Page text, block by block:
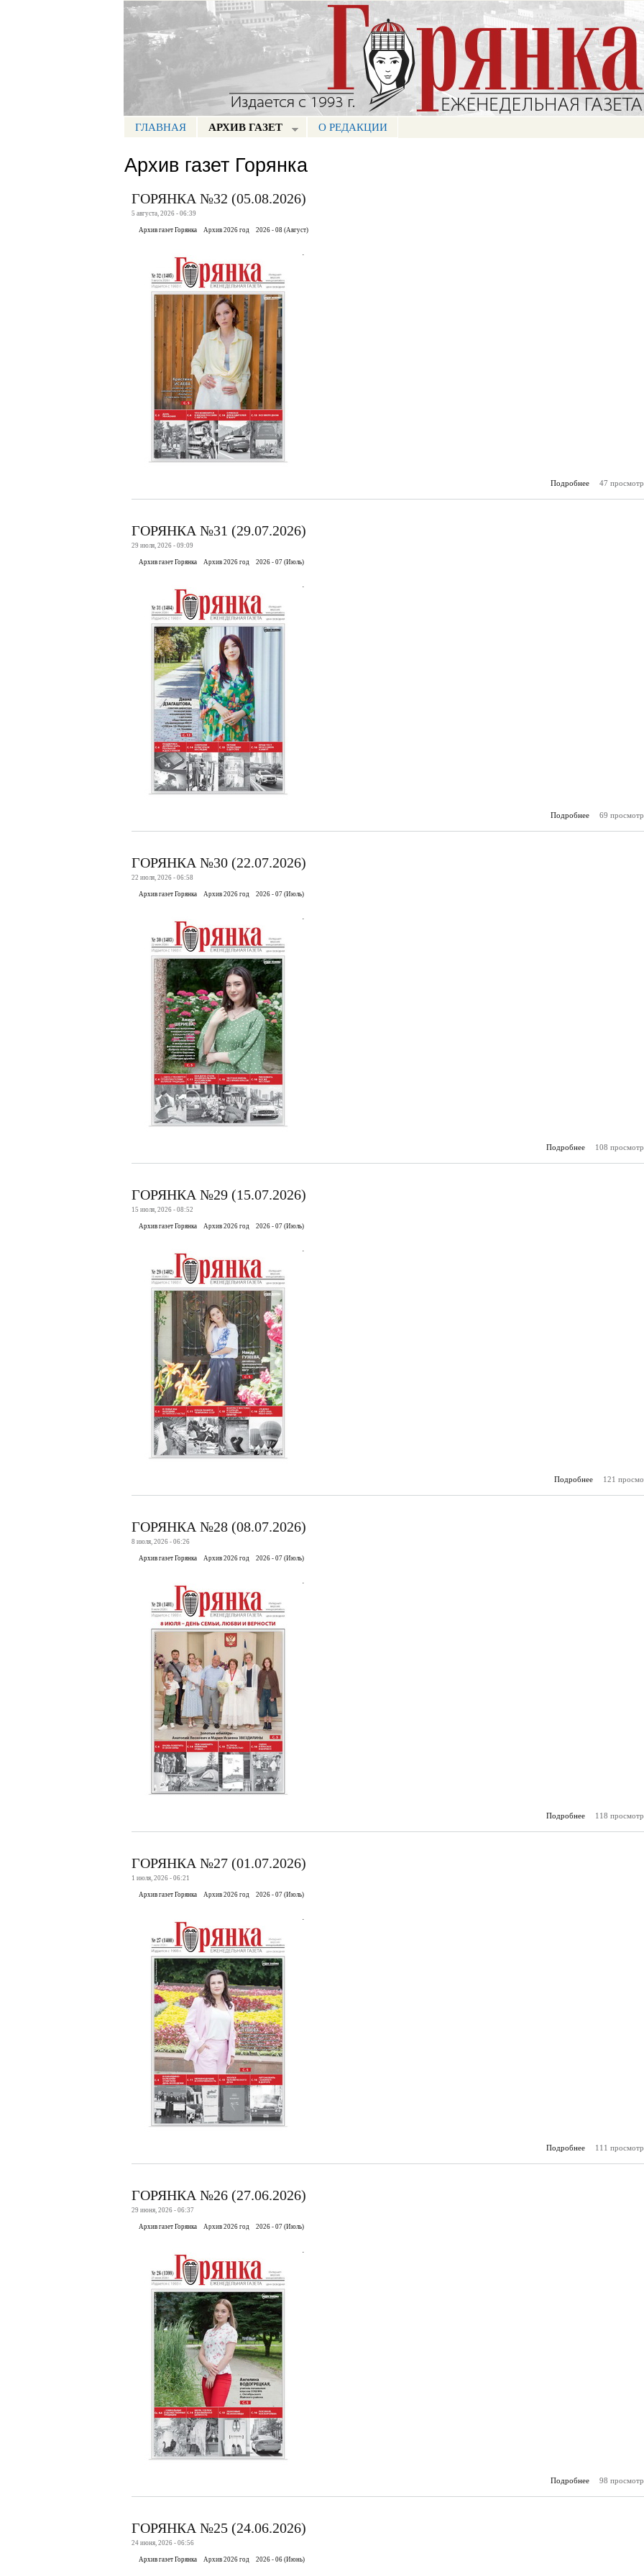
основному
содержанию
Портал СМИ КБР
МЕНЮ ГОРЯНКА
ГЛАВНАЯ АРХИВ ГАЗЕТ О РЕДАКЦИИ
Архив газет Горянка
ГОРЯНКА №32 (05.08.2026)
5 августа, 2026 - 06:39
Архив газет Горянка Архив 2026 год 2026 - 08 (Август)
Подробнее
о
47
ГОРЯНКА №31 (29.07.2026)
29 июля, 2026 - 09:09
Архив газет Горянка Архив 2026 год 2026 - 07 (Июль)
Подробнее
о
69
ГОРЯНКА №30 (22.07.2026)
22 июля, 2026 - 06:58
Архив газет Горянка Архив 2026 год 2026 - 07 (Июль)
Подробнее
о
108
ГОРЯНКА №29 (15.07.2026)
15 июля, 2026 - 08:52
Архив газет Горянка Архив 2026 год 2026 - 07 (Июль)
.
Подробнее
о
121
ГОРЯНКА №28 (08.07.2026)
8 июля, 2026 - 06:26
Архив газет Горянка Архив 2026 год 2026 - 07 (Июль)
.
Подробнее
о
118
ГОРЯНКА №27 (01.07.2026)
1 июля, 2026 - 06:21
Архив газет Горянка Архив 2026 год 2026 - 07 (Июль)
.
Подробнее
о
111
ГОРЯНКА №26 (27.06.2026)
29 июня, 2026 - 06:37
Архив газет Горянка Архив 2026 год 2026 - 07 (Июль)
Подробнее
о
98
ГОРЯНКА №25 (24.06.2026)
24 июня, 2026 - 06:56
Архив газет Горянка Архив 2026 год 2026 - 06 (Июнь)